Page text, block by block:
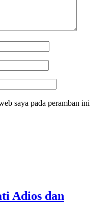
saya pada peramban ini
Adios dan